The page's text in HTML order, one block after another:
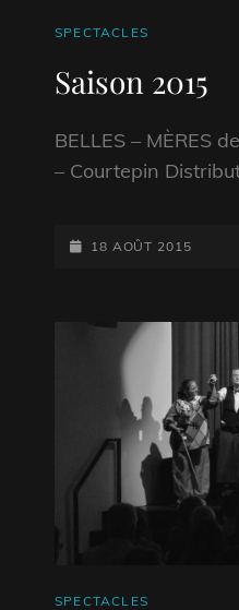
CAT
SPECTACLES
Saison 2015
BELLES – MÈRES
– Courtepin
POSTED-
18 AOÛT 2015
CAT
SPECTACLES